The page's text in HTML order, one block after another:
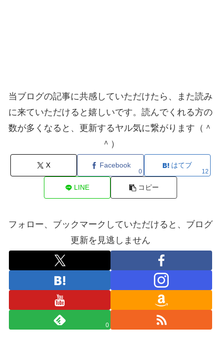
当ブログの記事に共感していただけたら、また読み
に来ていただけると嬉しいです。読んでくれる方の
数が多くなると、更新するヤル気に繋がります（＾
＾）
X Facebook
0
はてブ
12
LINE コピー
フォロー、ブックマークしていただけると、ブログ
更新を見逃しません
0